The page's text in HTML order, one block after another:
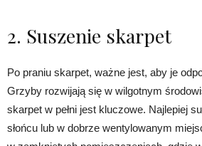
2. Suszenie skarpet
Po praniu skarpet, ważne jest, aby je
Grzyby rozwijają się w wilgotnym
skarpet w pełni jest kluczowe. Najlepiej
słońcu lub w dobrze wentylowanym